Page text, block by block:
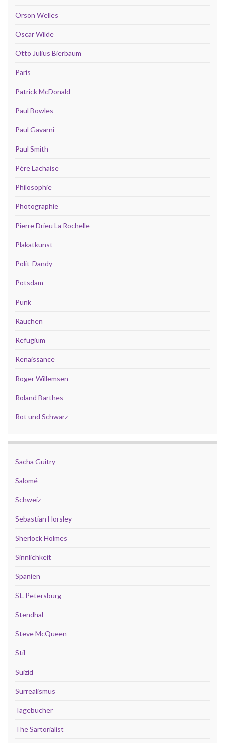
Orson Welles
Oscar Wilde
Otto Julius Bierbaum
Paris
Patrick McDonald
Paul Bowles
Paul Gavarni
Paul Smith
Père Lachaise
Philosophie
Photographie
Pierre Drieu La Rochelle
Plakatkunst
Polit-Dandy
Potsdam
Punk
Rauchen
Refugium
Renaissance
Roger Willemsen
Roland Barthes
Rot und Schwarz
Sacha Guitry
Salomé
Schweiz
Sebastian Horsley
Sherlock Holmes
Sinnlichkeit
Spanien
St. Petersburg
Stendhal
Steve McQueen
Stil
Suizid
Surrealismus
Tagebücher
The Sartorialist